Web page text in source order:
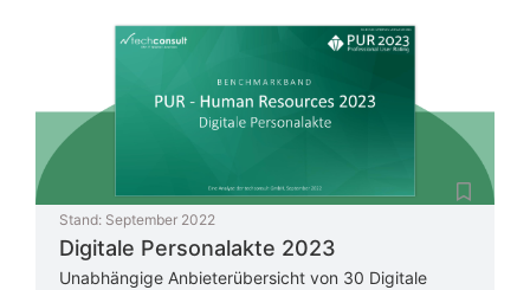
Stand: September 2022
Digitale Personalakte 2023
Unabhängige Anbieterübersicht von 30 Digitale